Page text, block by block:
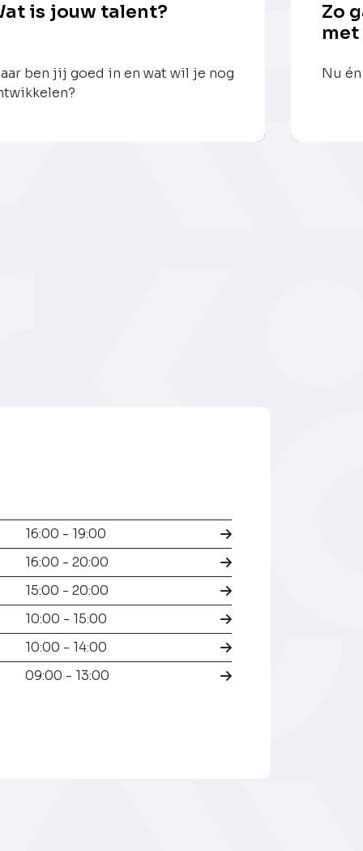
is jouw talent?
ben jij goed in en wat wil je nog
Zo
Nu
16:00 - 19:00
16:00 - 20:00
15:00 - 20:00
10:00 - 15:00
10:00 - 14:00
09:00 - 13:00